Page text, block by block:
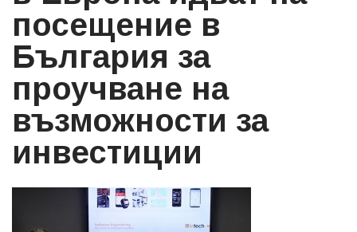
посещение в
България за
проучване на
възможности за
инвестиции